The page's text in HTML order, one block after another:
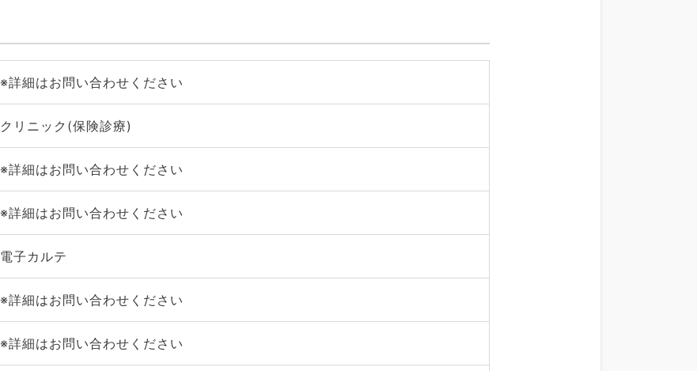
※詳細はお問い合わせください
クリニック(保険診療)
※詳細はお問い合わせください
※詳細はお問い合わせください
電子カルテ
※詳細はお問い合わせください
※詳細はお問い合わせください